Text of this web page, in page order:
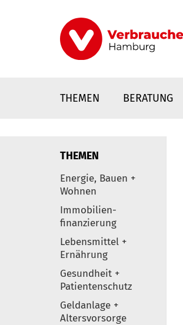
THEMEN BERATUNG
Elemente
THEMEN
Energie, Bauen +
Wohnen
Immobilien-
finanzierung
Lebensmittel +
Ernährung
Gesundheit +
Patientenschutz
Geldanlage +
Altersvorsorge